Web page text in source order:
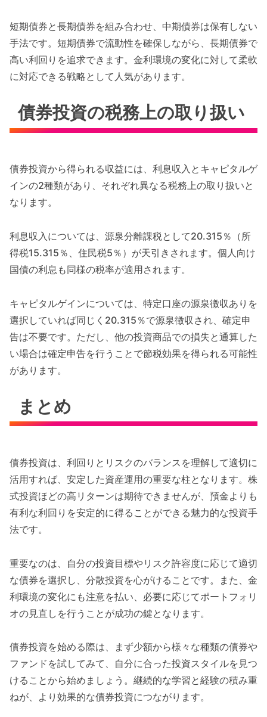
短期債券と長期債券を組み合わせ、中期債券は保有しない
手法です。短期債券で流動性を確保しながら、長期債券で
高い利回りを追求できます。金利環境の変化に対して柔軟
に対応できる戦略として人気があります。
債券投資の税務上の取り扱い
債券投資から得られる収益には、利息収入とキャピタルゲ
インの2種類があり、それぞれ異なる税務上の取り扱いと
なります。
利息収入については、源泉分離課税として20.315％（所
得税15.315％、住民税5％）が天引きされます。個人向け
国債の利息も同様の税率が適用されます。
キャピタルゲインについては、特定口座の源泉徴収ありを
選択していれば同じく20.315％で源泉徴収され、確定申
告は不要です。ただし、他の投資商品での損失と通算した
い場合は確定申告を行うことで節税効果を得られる可能性
があります。
まとめ
債券投資は、利回りとリスクのバランスを理解して適切に
活用すれば、安定した資産運用の重要な柱となります。株
式投資ほどの高リターンは期待できませんが、預金よりも
有利な利回りを安定的に得ることができる魅力的な投資手
法です。
重要なのは、自分の投資目標やリスク許容度に応じて適切
な債券を選択し、分散投資を心がけることです。また、金
利環境の変化にも注意を払い、必要に応じてポートフォリ
オの見直しを行うことが成功の鍵となります。
債券投資を始める際は、まず少額から様々な種類の債券や
ファンドを試してみて、自分に合った投資スタイルを見つ
けることから始めましょう。継続的な学習と経験の積み重
ねが、より効果的な債券投資につながります。